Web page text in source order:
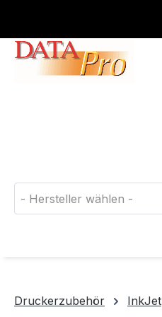
- Hersteller wählen -
Druckerzubehör InkJet